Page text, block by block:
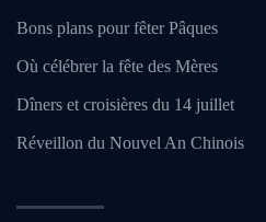
Bons plans pour fêter Pâques
Où célébrer la fête des Mères
Dîners et croisières du 14 juillet
Réveillon du Nouvel An Chinois